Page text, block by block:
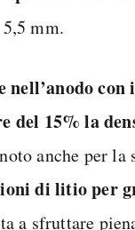
mm.
nell’anodo
del 15% la
anche per la
di litio per
a sfruttare